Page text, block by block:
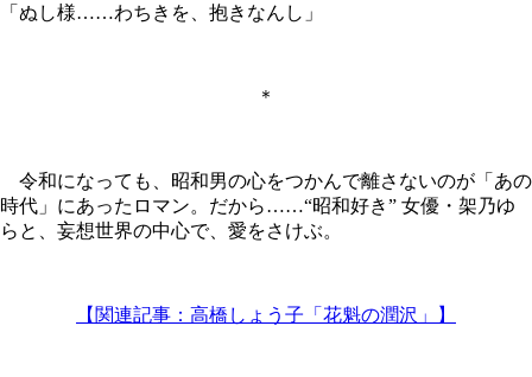
「ぬし様……わちきを、抱きなんし」
＊
令和になっても、昭和男の心をつかんで離さないのが「あの
時代」にあったロマン。だから……“昭和好き” 女優・架乃ゆ
らと、妄想世界の中心で、愛をさけぶ。
【関連記事：高橋しょう子「花魁の潤沢」】